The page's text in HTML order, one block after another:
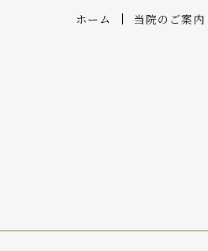
ホーム 当院のご案内